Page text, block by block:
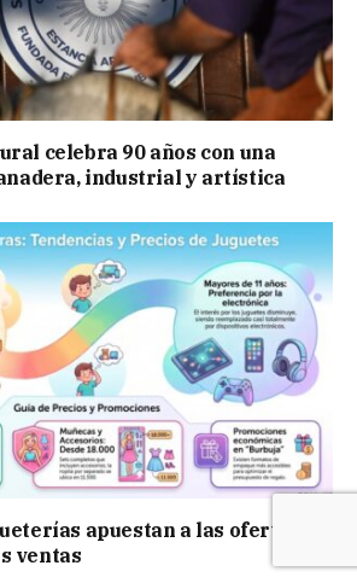
celebra 90 años con una
industrial y artística
apuestan a las ofertas
ventas